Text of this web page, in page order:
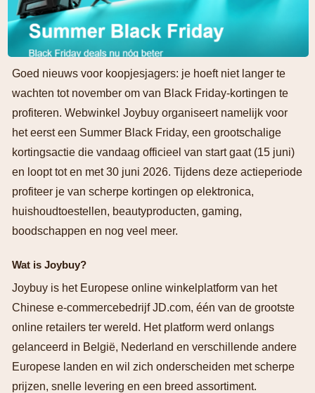
Goed nieuws voor koopjesjagers: je hoeft niet langer te
wachten tot november om van Black Friday-kortingen te
profiteren. Webwinkel Joybuy organiseert namelijk voor
het eerst een Summer Black Friday, een grootschalige
kortingsactie die vandaag officieel van start gaat (15 juni)
en loopt tot en met 30 juni 2026. Tijdens deze actieperiode
profiteer je van scherpe kortingen op elektronica,
huishoudtoestellen, beautyproducten, gaming,
boodschappen en nog veel meer.
Wat is Joybuy?
Joybuy is het Europese online winkelplatform van het
Chinese e-commercebedrijf JD.com, één van de grootste
online retailers ter wereld. Het platform werd onlangs
gelanceerd in België, Nederland en verschillende andere
Europese landen en wil zich onderscheiden met scherpe
prijzen, snelle levering en een breed assortiment.